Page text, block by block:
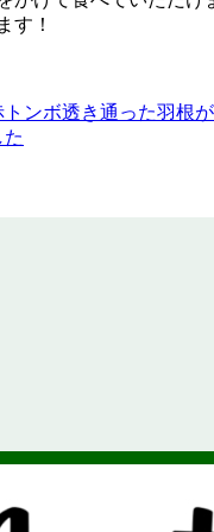
す！
ンボ透き通った羽根